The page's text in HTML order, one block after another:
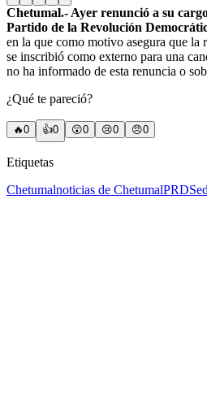
Chetumal.- Ayer renunció a su
Partido de la Revolución
en la que como motivo asegura que la
se inscribió como externo para una
no ha informado de esta renuncia o
¿Qué te pareció?
🔥0 👍0 😲0 😢0 😠0
Etiquetas
Chetumalnoticias de ChetumalPRD